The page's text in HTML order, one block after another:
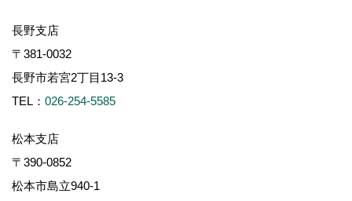
長野支店
〒381-0032
長野市若宮2丁目13-3
TEL： 026-254-5585
松本支店
〒390-0852
松本市島立940-1